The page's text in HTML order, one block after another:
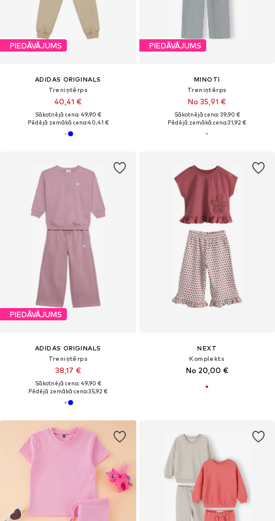
PIEDĀVĀJUMS
ADIDAS ORIGINALS
Treniņtērps
40,41 €
Sākotnējā cena: 49,90 €
Pēdējā zemākā cena:40,41 €
PIEDĀVĀJUMS
MINOTI
Treniņtērps
No 35,91 €
Sākotnējā cena: 39,90 €
Pēdējā zemākā cena:31,92 €
PIEDĀVĀJUMS
ADIDAS ORIGINALS
Treniņtērps
38,17 €
Sākotnējā cena: 49,90 €
Pēdējā zemākā cena:35,92 €
NEXT
Komplekts
No 20,00 €